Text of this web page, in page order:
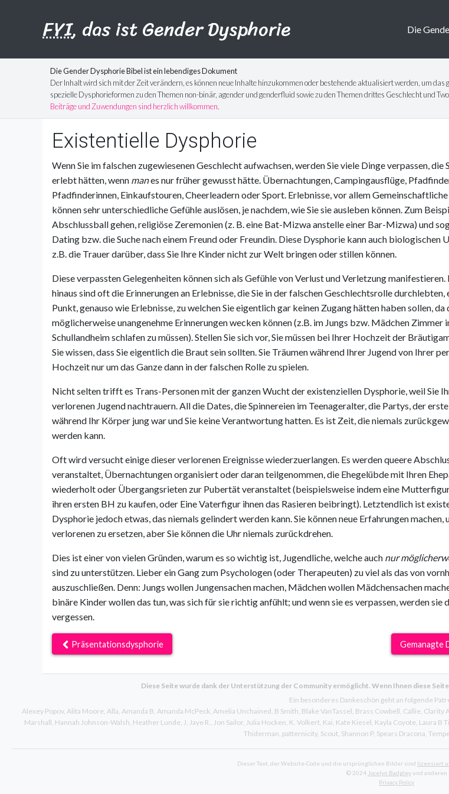
FYI, das ist Gender Dysphorie Die
Die Gender Dysphorie Bibel ist ein lebendiges Dokument
Der Inhalt wird sich mit der Zeit verändern, es können neue Inhalte hinzukommen oder bestehende aktualisiert werden, um
spezielle Dysphorieformen zu den Themen non-binär, agender und genderfluid sowie zu den Themen drittes Geschlecht und
Beiträge und Zuwendungen sind herzlich willkommen.
Existentielle Dysphorie
Wenn Sie im falschen zugewiesenen Geschlecht aufwachsen, werden Sie viele Dinge verpassen, die
erlebt hätten, wenn manes nur früher gewusst hätte. Übernachtungen, Campingausflüge,
Pfadfinderinnen, Einkaufstouren, Cheerleadern oder Sport. Erlebnisse, vor allem
können sehr unterschiedliche Gefühle auslösen, je nachdem, wie Sie sie ausleben können. Zum
Abschlussball gehen, religiöse Zeremonien (z. B. eine Bat-Mizwa anstelle einer Bar-Mizwa) und
Dating bzw. die Suche nach einem Freund oder Freundin. Diese Dysphorie kann auch biologischen
z.B. die Trauer darüber, dass Sie Ihre Kinder nicht zur Welt bringen oder stillen können.
Diese verpassten Gelegenheiten können sich als Gefühle von Verlust und Verletzung
hinaus sind oft die Erinnerungen an Erlebnisse, die Sie in der falschen Geschlechtsrolle
Punkt, genauso wie Erlebnisse, zu welchen Sie eigentlich gar keinen Zugang hätten haben sollen, da
möglicherweise unangenehme Erinnerungen wecken können (z.B. im Jungs bzw. Mädchen Zimmer
Schullandheim schlafen zu müssen). Stellen Sie sich vor, Sie müssen bei Ihrer Hochzeit der
Sie wissen, dass Sie eigentlich die Braut sein sollten. Sie Träumen während Ihrer Jugend von Ihrer
Hochzeit nur um das Ganze dann in der falschen Rolle zu spielen.
Nicht selten trifft es Trans-Personen mit der ganzen Wucht der existenziellen Dysphorie, weil Sie
verlorenen Jugend nachtrauern. All die Dates, die Spinnereien im Teenageralter, die Partys, der
während Ihr Körper jung war und Sie keine Verantwortung hatten. Es ist Zeit, die niemals
werden kann.
Oft wird versucht einige dieser verlorenen Ereignisse wiederzuerlangen. Es werden queere
veranstaltet, Übernachtungen organisiert oder daran teilgenommen, die Ehegelübde mit Ihren
wiederholt oder Übergangsrieten zur Pubertät veranstaltet (beispielsweise indem eine
ihren ersten BH zu kaufen, oder Eine Vaterfigur ihnen das Rasieren beibringt). Letztendlich ist
Dysphorie jedoch etwas, das niemals gelindert werden kann. Sie können neue Erfahrungen machen,
verlorenen zu ersetzen, aber Sie können die Uhr niemals zurückdrehen.
Dies ist einer von vielen Gründen, warum es so wichtig ist, Jugendliche, welche auch nur
sind zu unterstützen. Lieber ein Gang zum Psychologen (oder Therapeuten) zu viel als das von
auszuschließen. Denn: Jungs wollen Jungensachen machen, Mädchen wollen Mädchensachen
binäre Kinder wollen das tun, was sich für sie richtig anfühlt; und wenn sie es verpassen, werden sie
vergessen.
Präsentationsdysphorie Gemanagte
Diese Seite wurde dank der Unterstützung der Community ermöglicht. Wenn Ihnen diese
Ein besonderes Dankeschön geht an folgende
Alexey Popov Alita Moore Alla Amanda B Amanda McPeck Amelia Unchained B Smith Blake VanTassel Brass Cowbell Callie Clarity
Marshall Hannah Johnson-Walsh Heather Lunde J Jaye R. Jon Sailor Julia Hocken K. Volkert Kai Kate Kiesel Kayla Coyote Laura B
Thiderman patternicity Scout Shannon P Spears Dracona
Dieser Text, der Website-Code und die ursprünglichen Bilder sind lizensiert
© 2024 Jocelyn Badgleyund anderen
Privacy Policy